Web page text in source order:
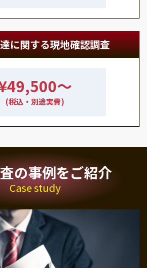
に関する現地確認調査
〜
(税込・別途実費)
の事例をご紹介
Case study